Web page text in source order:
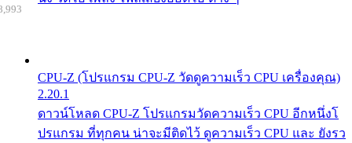
CPU-Z (โปรแกรม CPU-Z วัดดูความเร็ว CPU เครื่องคุณ)
2.20.1
ดาวน์โหลด CPU-Z โปรแกรมวัดความเร็ว CPU อีกหนึ่งโ
ปรแกรม ที่ทุกคน น่าจะมีติดไว้ ดูความเร็ว CPU และ ยังรว